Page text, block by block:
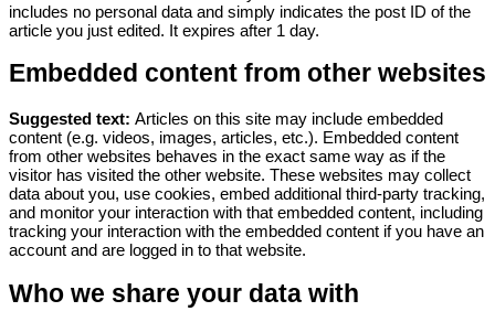
includes no personal data and simply indicates the post ID of the
article you just edited. It expires after 1 day.
Embedded content from other websites
Suggested text: Articles on this site may include embedded
content (e.g. videos, images, articles, etc.). Embedded content
from other websites behaves in the exact same way as if the
visitor has visited the other website. These websites may collect
data about you, use cookies, embed additional third-party tracking,
and monitor your interaction with that embedded content, including
tracking your interaction with the embedded content if you have an
account and are logged in to that website.
Who we share your data with